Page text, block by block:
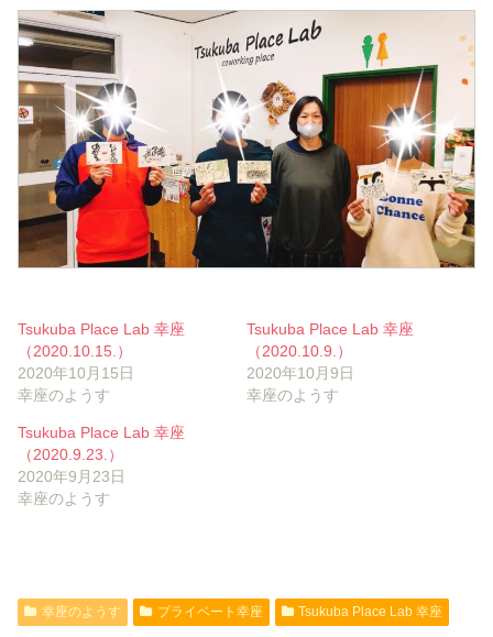
Tsukuba Place Lab 幸座
（2020.10.15.）
2020年10月15日
幸座のようす
Tsukuba Place Lab 幸座
（2020.10.9.）
2020年10月9日
幸座のようす
Tsukuba Place Lab 幸座
（2020.9.23.）
2020年9月23日
幸座のようす
幸座のようす プライベート幸座 Tsukuba Place Lab 幸座